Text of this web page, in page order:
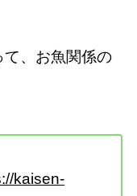
て、お魚関係の
kaisen-